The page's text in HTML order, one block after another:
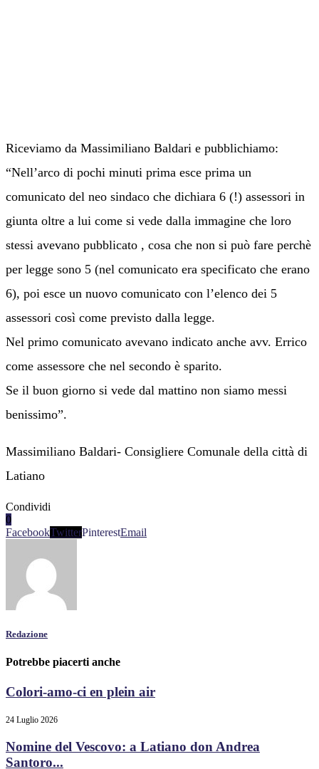
Riceviamo da Massimiliano Baldari e pubblichiamo:
“Nell’arco di pochi minuti prima esce prima un
comunicato del neo sindaco che dichiara 6 (!) assessori in
giunta oltre a lui come si vede dalla immagine che loro
stessi avevano pubblicato , cosa che non si può fare perchè
per legge sono 5 (nel comunicato era specificato che erano
6), poi esce un nuovo comunicato con l’elenco dei 5
assessori così come previsto dalla legge.
Nel primo comunicato avevano indicato anche avv. Errico
come assessore che nel secondo è sparito.
Se il buon giorno si vede dal mattino non siamo messi
benissimo”.
Massimiliano Baldari- Consigliere Comunale della città di
Latiano
Condividi
0
FacebookTwitterPinterestEmail
Redazione
Potrebbe piacerti anche
Colori-amo-ci en plein air
24 Luglio 2026
Nomine del Vescovo: a Latiano don Andrea
Santoro...